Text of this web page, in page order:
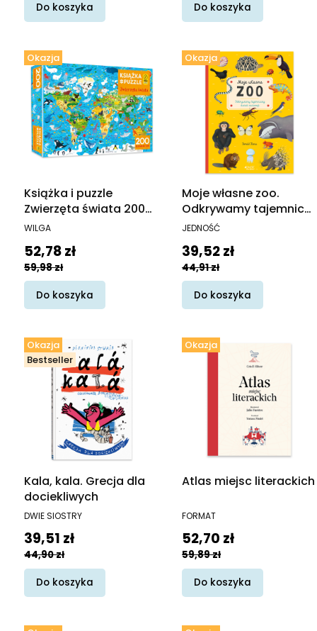
Do koszyka Do koszyka
Okazja
Książka i puzzle
Zwierzęta świata 200
elementów
PRODUCENT
WILGA
Cena promocyjna
52,78 zł
59,98 zł
Do koszyka
Okazja
Moje własne zoo.
Odkrywamy tajemnice
świata zwierząt
PRODUCENT
JEDNOŚĆ
Cena promocyjna
39,52 zł
44,91 zł
Do koszyka
Okazja
Bestseller
Kala, kala. Grecja dla
dociekliwych
PRODUCENT
DWIE SIOSTRY
Cena promocyjna
39,51 zł
44,90 zł
Do koszyka
Okazja
Atlas miejsc literackich
PRODUCENT
FORMAT
Cena promocyjna
52,70 zł
59,89 zł
Do koszyka